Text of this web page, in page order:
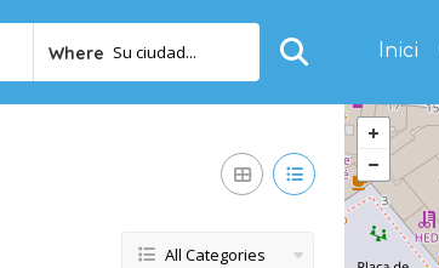
Where Su ciudad... Inici
All Categories